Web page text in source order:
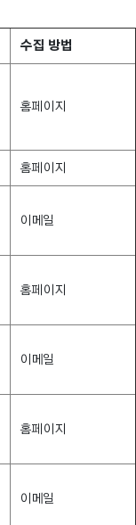
수집 방법
홈페이지
홈페이지
이메일
홈페이지
이메일
홈페이지
이메일